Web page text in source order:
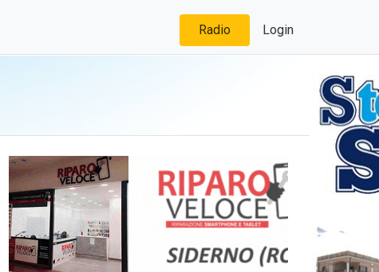
Radio Login